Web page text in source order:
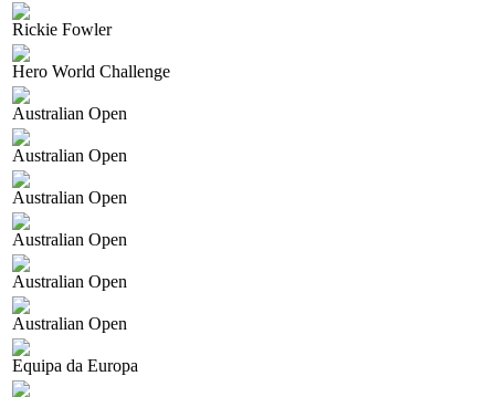
Rickie Fowler
Hero World Challenge
Australian Open
Australian Open
Australian Open
Australian Open
Australian Open
Australian Open
Equipa da Europa